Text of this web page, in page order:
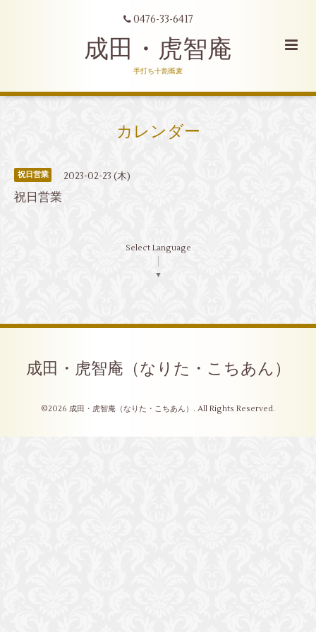
0476-33-6417
成田・虎智庵
手打ち十割蕎麦
カレンダー
祝日営業 2023-02-23 (木)
祝日営業
Select Language
▼
成田・虎智庵（なりた・こちあん）
©2026 成田・虎智庵（なりた・こちあん） . All Rights Reserved.